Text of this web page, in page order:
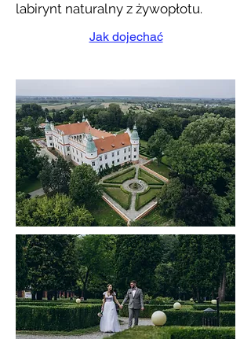
labirynt naturalny z żywopłotu.
Jak dojechać